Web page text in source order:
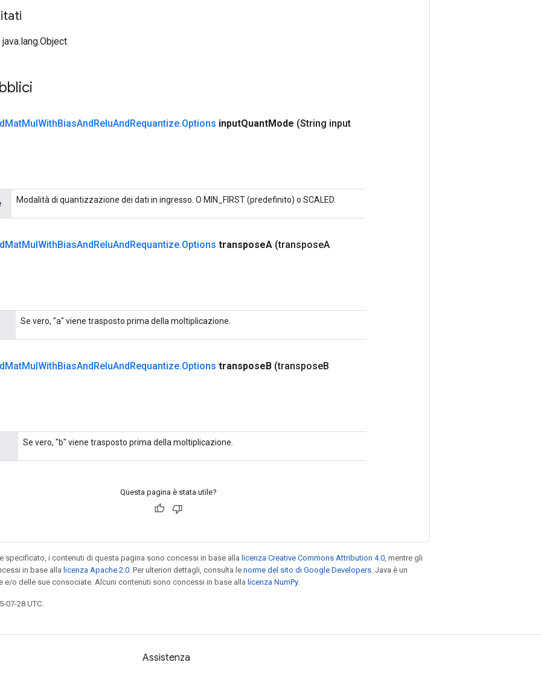
MatMulWithBiasAndReluAndRequantize.Options inputQuantMode (String input
Modalità di quantizzazione dei dati in ingresso. O MIN_FIRST (predefinito) o SCALED.
MatMulWithBiasAndReluAndRequantize.Options transposeA (transposeA
Se vero, "a" viene trasposto prima della moltiplicazione.
MatMulWithBiasAndReluAndRequantize.Options transposeB (transposeB
Se vero, "b" viene trasposto prima della moltiplicazione.
Questa pagina è stata utile?
specificato, i contenuti di questa pagina sono concessi in base alla licenza Creative Commons Attribution 4.0 , mentre gli
in base alla licenza Apache 2.0 . Per ulteriori dettagli, consulta le norme del sito di Google Developers . Java è un
e/o delle sue consociate. Alcuni contenuti sono concessi in base alla licenza NumPy.
07-28 UTC.
Assistenza